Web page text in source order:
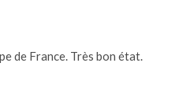
de France. Très bon état.